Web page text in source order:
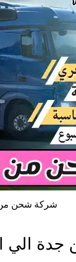
شركة شحن من
الي